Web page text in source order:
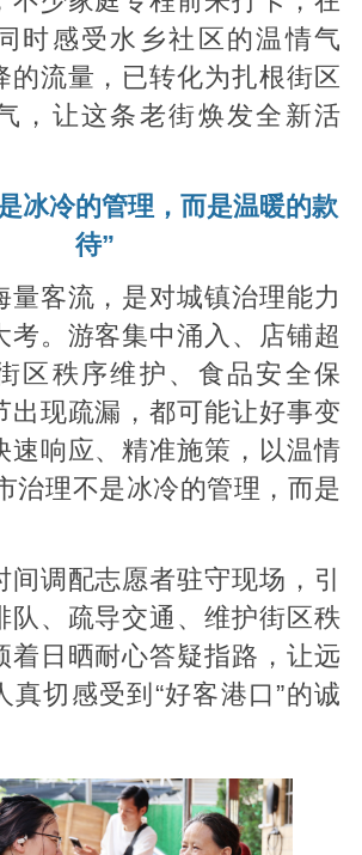
时感受水乡社区的温情气
的流量，已转化为扎根街区
，让这条老街焕发全新活
冰冷的管理，而是温暖的款
待”
量客流，是对城镇治理能力
考。游客集中涌入、店铺超
区秩序维护、食品安全保
出现疏漏，都可能让好事变
速响应、精准施策，以温情
治理不是冰冷的管理，而是
调配志愿者驻守现场，引
队、疏导交通、维护街区秩
着日晒耐心答疑指路，让远
真切感受到“好客港口”的诚